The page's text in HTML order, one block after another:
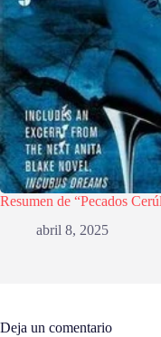
Resumen de “Pecados
abril 8, 2025
Deja un comentario